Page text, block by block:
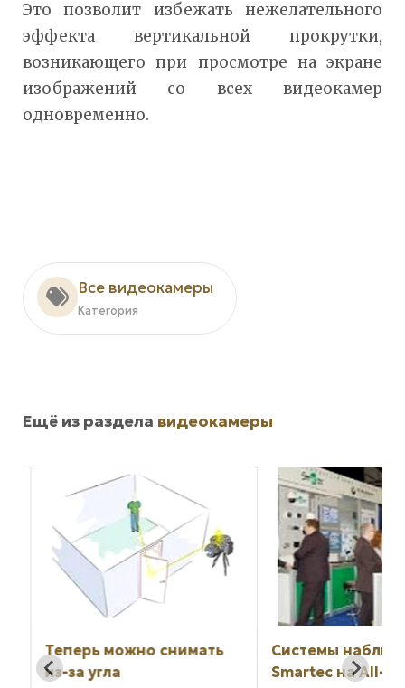
Это позволит избежать нежелательного
эффекта вертикальной прокрутки,
возникающего при просмотре на экране
изображений со всех видеокамер
одновременно.
Все видеокамеры
Категория
Ещё из раздела видеокамеры
Теперь можно снимать
из-за угла
Системы
Smartec на All-